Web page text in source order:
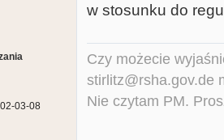
03-08
w stosunku do
Czy możecie
stirlitz@rsha.gov.de
Nie czytam PM.